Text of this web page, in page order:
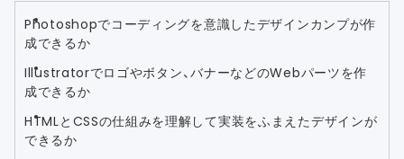
Photoshopでコーディングを意識したデザインカンプが作
成できるか
Illustratorでロゴやボタン、バナーなどのWebパーツを作
成できるか
HTMLとCSSの仕組みを理解して実装をふまえたデザインが
できるか